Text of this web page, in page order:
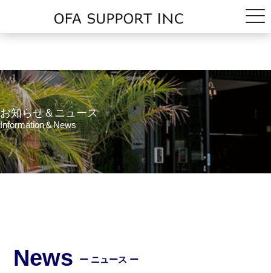
お知らせ＆ニュース
Information＆News
News ー ニュース ー